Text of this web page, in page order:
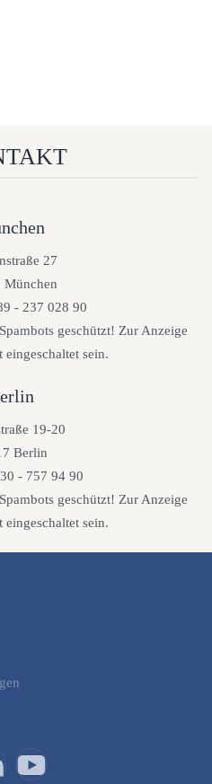
27
München
- 237 028 90
geschützt! Zur Anzeige
eingeschaltet sein.
19-20
Berlin
- 757 94 90
geschützt! Zur Anzeige
eingeschaltet sein.